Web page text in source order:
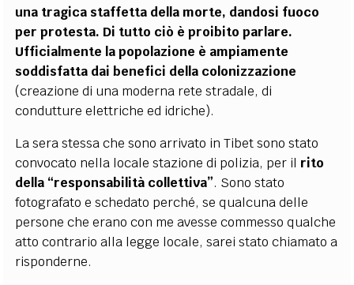
una tragica staffetta della morte, dandosi fuoco
per protesta. Di tutto ciò è proibito parlare.
Ufficialmente la popolazione è ampiamente
soddisfatta dai benefici della colonizzazione
(creazione di una moderna rete stradale, di
condutture elettriche ed idriche).
La sera stessa che sono arrivato in Tibet sono stato
convocato nella locale stazione di polizia, per il rito
della “responsabilità collettiva”. Sono stato
fotografato e schedato perché, se qualcuna delle
persone che erano con me avesse commesso qualche
atto contrario alla legge locale, sarei stato chiamato a
risponderne.